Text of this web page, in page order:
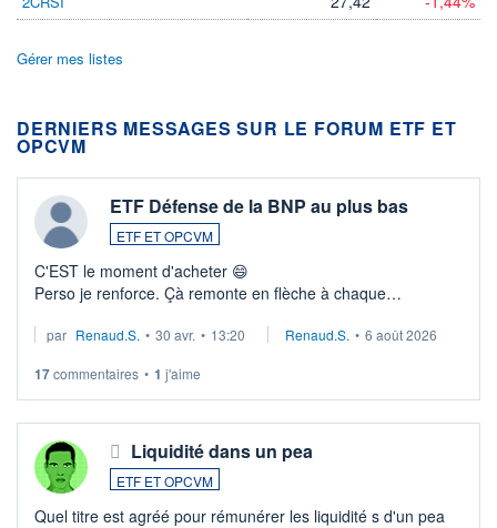
Gérer mes listes
DERNIERS MESSAGES SUR LE FORUM ETF ET
OPCVM
ETF Défense de la BNP au plus bas
ETF ET OPCVM
C'EST le moment d'acheter 😄​
Perso je renforce. Çà remonte en flèche à chaque
Investissement long terme tip top pour sa retraite.
par Renaud.S. • 30 avr. • 13:20 Renaud.S. • 6 août 2026
17commentaires • 1 j'aime
Liquidité dans un pea
ETF ET OPCVM
Quel titre est agréé pour rémunérer les liquidité s d'un pea